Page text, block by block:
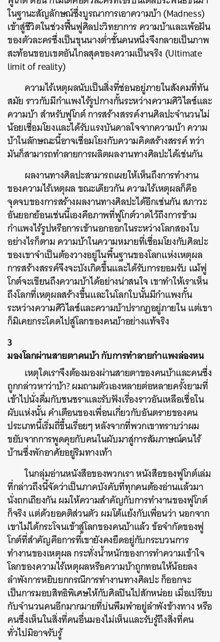
ในฐานะสัญลักษณ์ซึ่งบูรณาการเอาความบ้า (Madness)
เข้าสู่ชีวิตในช่วงฟื้นฟูศิลปะวิทยาการ ความบ้าและเพ้อฝัน
ของตัวละครซึ่งเป็นขุนนางต่ำชั้นคนหนึ่งจึงกลายเป็นภาพ
สะท้อนขอบเขตอันไกลสุดของความเป็นจริง (Ultimate
limit of reality)
ความไร้เหตุผลนับเป็นสิ่งที่ซ่อนอยู่ภายในสังคมที่ทัน
สมัย ราวกับมีกำแพงไร้รูปกางกั้นระหว่างความศิวิไลซ์และ
ความบ้า สำหรับฟูโกต์ การสร้างสรรค์งานศิลปะจำนวนไม่
น้อยเชื่อมโยงและได้รับแรงบันดาลใจจากความบ้า ความ
บ้าในลักษณะนี้อาจเชื่อมโยงกับความคิดสร้างสรรค์ ทว่า
มันก็สามารถทำลายการผลิตผลงานทางศิลปะได้เช่นกัน
ผลงานทางศิลปะสามารถเผยให้เห็นถึงการทำงาน
ของความไร้เหตุผล ขณะเดียวกัน ความไร้เหตุผลก็คือ
จุดจบของการสร้างผลงานทางศิลปะได้อีกเช่นกัน สภาวะ
อันยอกย้อนเช่นนี้เองคือภาพที่ฟูโกต์วาดไว้ถึงการข้าม
กำแพงไร้รูปหรือการเข้านอกออกในระหว่างโลกสองใบ
อย่างไรก็ตาม ความบ้าในความหมายที่เชื่อมโยงกับศิลปะ
ของเขาจำเป็นต้องวางอยู่ในพื้นฐานของโลกแห่งเหตุผล
การสร้างสรรค์จึงจะบังเกิดขึ้นและได้รับการยอมรับ แม้ฟู
โกต์จะเขียนถึงความบ้าได้อย่างน่าสนใจ เขาทำให้เราเห็น
ถึงโลกที่เหตุผลสร้างขึ้นและในโลกใบนั้นมีกำแพงกั้น
ระหว่างความศิวิไลซ์และความบ้าปรากฏอยู่ภายใน แต่เขา
ก็มิเคยกระโดดไปสู่โลกของคนบ้าอย่างแท้จริง
3
มองโลกผ่านสายตาคนบ้า กับการทำลายกำแพงล่องหน
เหตุใดเราจึงต้องมองผ่านสายตาของคนบ้าและคนซึ่ง
ถูกกล่าวหาว่าบ้า? ผมถามตัวเองหลายต่อหลายครั้งยามที่
เข้าไปนั่งดื่มกับชนชราและรับฟังเรื่องราวอันเหลือเชื่อใน
ผับแห่งนั้น คำเตือนของเพื่อนเกี่ยวกับอันตรายของคน
ประเภทนี้เริ่มถี่ขึ้นเรื่อยๆ หลังจากที่พวกเขาทราบว่าผม
ขยับจากการพูดคุยกับคนในผับมาสู่การสัมภาษณ์คนไร้
บ้านซึ่งพักอาศัยอยู่ริมทางเท้า
ในกลุ่มอ่านหนังสือของพวกเรา หนังสือของฟูโกต์เล่ม
ที่กล่าวถึงนี้จัดว่าเป็นภาคบังคับที่ทุกคนต้องอ่านแล้วมา
นั่งถกเถียงกัน ผมให้ความสำคัญกับการทำงานของฟูโกต์
ก็จริง แต่ด้วยอคติส่วนตัว ผมโต้แย้งกับเพื่อนว่า นอกจาก
เขาไม่ได้กระโจนเข้าสู่โลกของคนบ้าแล้ว ข้อจำกัดของฟู
โกต์ที่สำคัญคือการที่เขายังคงยึดอยู่กับกระบวนการ
ทำงานของเหตุผล กระทั่งน้ำหนักของการทำความเข้าใจ
โลกของความไร้เหตุผลหรือความบ้าถูกทอนให้น้อยลง
ลำพังการหยิบยกกรณีการทำงานทางศิลปะ ก็ออกจะ
เป็นการมอบสิทธิพิเศษให้กับศิลปินไปสักหน่อย เมื่อเปรียบ
กับจำนวนคนอีกมากมายที่บ่นพึมพำอยู่ลำพังข้างทาง หรือ
คนซึ่งเห็นในสิ่งที่คนอื่นมองไม่เห็นและรับรู้ถึงสิ่งที่คน
ทั่วไปมิอาจรับรู้